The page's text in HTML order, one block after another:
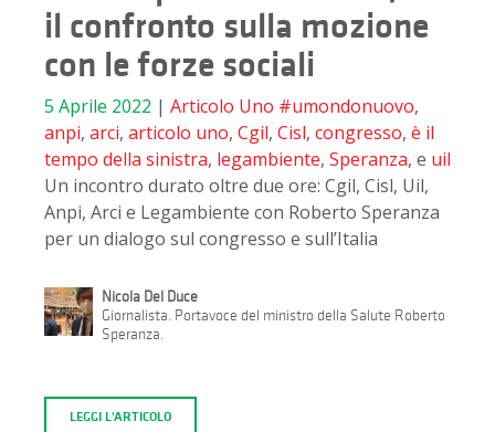
il confronto sulla mozione
con le forze sociali
5 Aprile 2022 | Articolo Uno #umondonuovo,
anpi, arci, articolo uno, Cgil, Cisl, congresso, è il
tempo della sinistra, legambiente, Speranza, e uil
Un incontro durato oltre due ore: Cgil, Cisl, Uil,
Anpi, Arci e Legambiente con Roberto Speranza
per un dialogo sul congresso e sull’Italia
Nicola Del Duce
Giornalista. Portavoce del ministro della Salute Roberto
Speranza.
LEGGI L'ARTICOLO